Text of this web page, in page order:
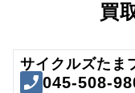
買
サイクルズたま
045-508-